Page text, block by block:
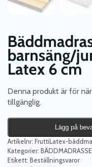
barnsäng/
Latex 6 cm
Denna produkt är för
tillgänglig.
Lägg på
Artikelnr: FruttiLatex-
Kategorier:
Etikett: Beställningsvaror